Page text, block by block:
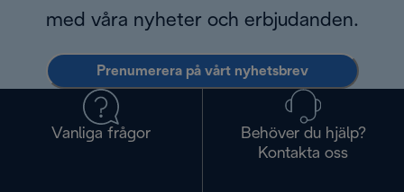
med våra nyheter och erbjudanden.
Prenumerera på vårt nyhetsbrev
Vanliga frågor
Behöver du hjälp?
Kontakta oss